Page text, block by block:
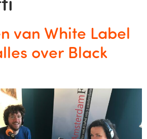
van White Label
over Black